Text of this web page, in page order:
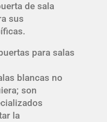
de sala
sus
para salas
blancas no
son
la